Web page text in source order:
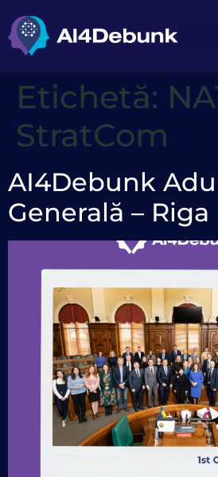
Etichetă:
StratCom
AI4Debunk
Generală – Riga